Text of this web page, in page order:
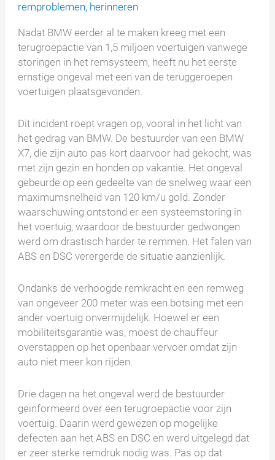
remproblemen, herinneren
Nadat BMW eerder al te maken kreeg met een
terugroepactie van 1,5 miljoen voertuigen vanwege
storingen in het remsysteem, heeft nu het eerste
ernstige ongeval met een van de teruggeroepen
voertuigen plaatsgevonden.
Dit incident roept vragen op, vooral in het licht van
het gedrag van BMW. De bestuurder van een BMW
X7, die zijn auto pas kort daarvoor had gekocht, was
met zijn gezin en honden op vakantie. Het ongeval
gebeurde op een gedeelte van de snelweg waar een
maximumsnelheid van 120 km/u gold. Zonder
waarschuwing ontstond er een systeemstoring in
het voertuig, waardoor de bestuurder gedwongen
werd om drastisch harder te remmen. Het falen van
ABS en DSC verergerde de situatie aanzienlijk.
Ondanks de verhoogde remkracht en een remweg
van ongeveer 200 meter was een botsing met een
ander voertuig onvermijdelijk. Hoewel er een
mobiliteitsgarantie was, moest de chauffeur
overstappen op het openbaar vervoer omdat zijn
auto niet meer kon rijden.
Drie dagen na het ongeval werd de bestuurder
geïnformeerd over een terugroepactie voor zijn
voertuig. Daarin werd gewezen op mogelijke
defecten aan het ABS en DSC en werd uitgelegd dat
er zeer sterke remdruk nodig was. Pas op dat